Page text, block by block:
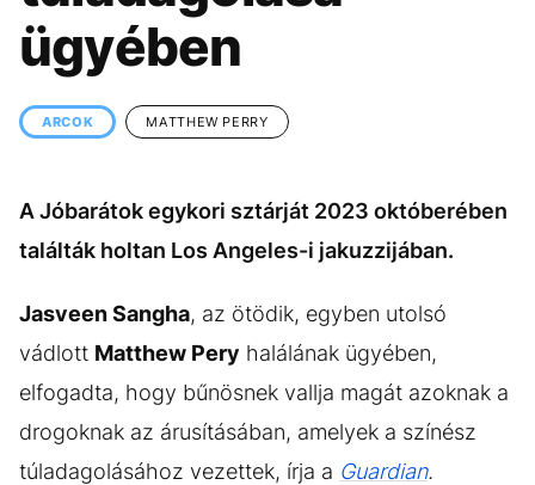
ÉLETMÓD DESIGN
BESZÉLGETÉSEK
VIDEÓ TÖRTÉNETEK
ügyében
ARCOK MATTHEW PERRY
A Jóbarátok egykori sztárját 2023 októberében
találták holtan Los Angeles-i jakuzzijában.
Jasveen Sangha, az ötödik, egyben utolsó
vádlott Matthew Pery halálának ügyében,
elfogadta, hogy bűnösnek vallja magát azoknak a
drogoknak az árusításában, amelyek a színész
túladagolásához vezettek, írja a Guardian.